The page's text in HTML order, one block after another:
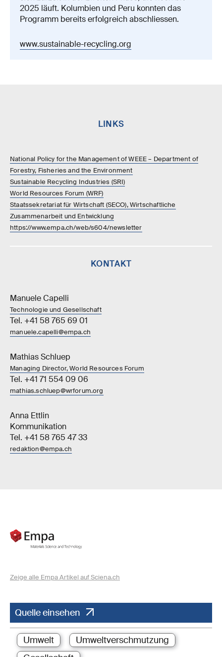
2025 läuft. Kolumbien und Peru konnten das
Programm bereits erfolgreich abschliessen.
www.sustainable-recycling.org
LINKS
National Policy for the Management of WEEE – Department of
Forestry, Fisheries and the Environment
Sustainable Recycling Industries (SRI)
World Resources Forum (WRF)
Staatssekretariat für Wirtschaft (SECO), Wirtschaftliche
Zusammenarbeit und Entwicklung
https://www.empa.ch/web/s604/newsletter
KONTAKT
Manuele Capelli
Technologie und Gesellschaft
Tel. +41 58 765 69 01
manuele.capelli@empa.ch
Mathias Schluep
Managing Director, World Resources Forum
Tel. +41 71 554 09 06
mathias.schluep@wrforum.org
Anna Ettlin
Kommunikation
Tel. +41 58 765 47 33
redaktion@empa.ch
Zeige alle Empa Artikel auf Sciena.ch
Quelle einsehen
Umwelt
Umweltverschmutzung